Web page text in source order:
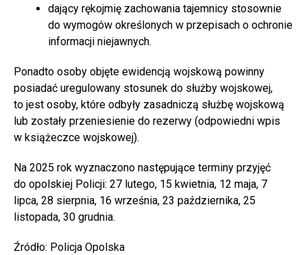
dający rękojmię zachowania tajemnicy stosownie
do wymogów określonych w przepisach o ochronie
informacji niejawnych.
Ponadto osoby objęte ewidencją wojskową powinny
posiadać uregulowany stosunek do służby wojskowej,
to jest osoby, które odbyły zasadniczą służbę wojskową
lub zostały przeniesienie do rezerwy (odpowiedni wpis
w książeczce wojskowej).
Na 2025 rok wyznaczono następujące terminy przyjęć
do opolskiej Policji: 27 lutego, 15 kwietnia, 12 maja, 7
lipca, 28 sierpnia, 16 września, 23 października, 25
listopada, 30 grudnia.
Źródło: Policja Opolska